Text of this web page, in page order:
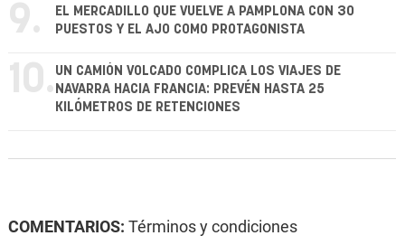
9.
EL MERCADILLO QUE VUELVE A PAMPLONA CON 30
PUESTOS Y EL AJO COMO PROTAGONISTA
10. UN CAMIÓN VOLCADO COMPLICA LOS VIAJES DE
NAVARRA HACIA FRANCIA: PREVÉN HASTA 25
KILÓMETROS DE RETENCIONES
COMENTARIOS: Términos y condiciones